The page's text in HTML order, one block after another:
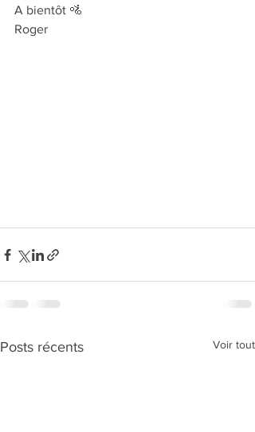
A bientôt 🚵
Roger
Posts récents Voir tout